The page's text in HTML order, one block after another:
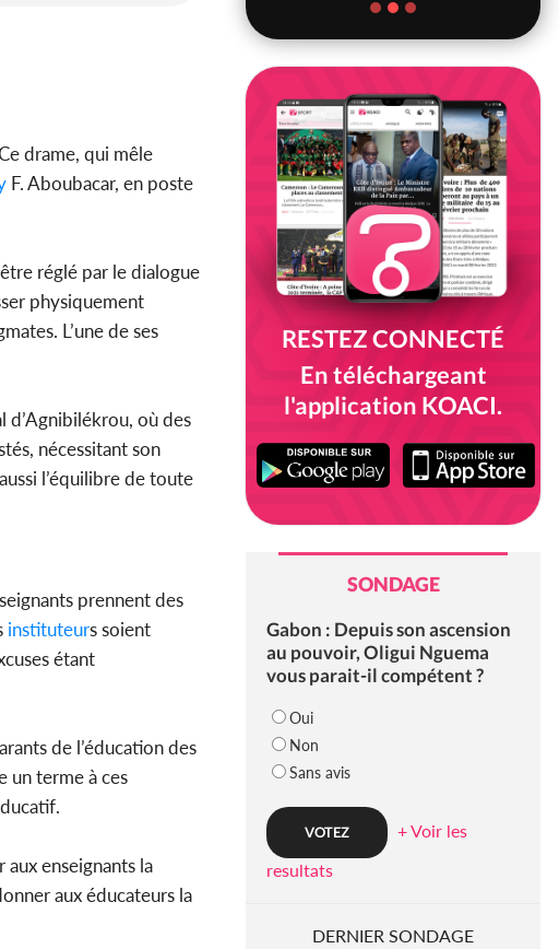
drame, qui mêle
F. Aboubacar, en poste
réglé par le dialogue
physiquement
L’une de ses
d’Agnibilékrou, où des
nécessitant son
l’équilibre de toute
prennent des
instituteurs soient
étant
de l’éducation des
un terme à ces
enseignants la
aux éducateurs la
RESTEZ CONNECTÉ
En téléchargeant
l'application KOACI.
SONDAGE
Gabon : Depuis son ascension
au pouvoir, Oligui Nguema
vous parait-il compétent ?
Oui
Non
Sans avis
+ Voir les
resultats
DERNIER SONDAGE